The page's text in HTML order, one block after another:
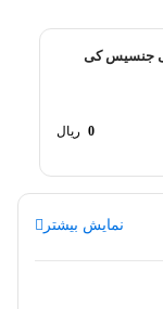
جنسیس کی
0 ریال
نمایش بیشتر